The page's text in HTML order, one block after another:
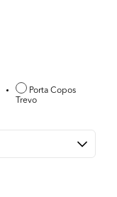
Porta Copos
Trevo